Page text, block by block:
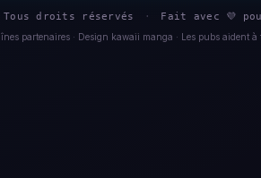
Tous droits réservés · Fait avec 💜
partenaires · Design kawaii manga · Les pubs aident